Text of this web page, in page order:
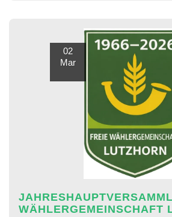
02
Mar
WÄHLERGEMEINSCHAFT